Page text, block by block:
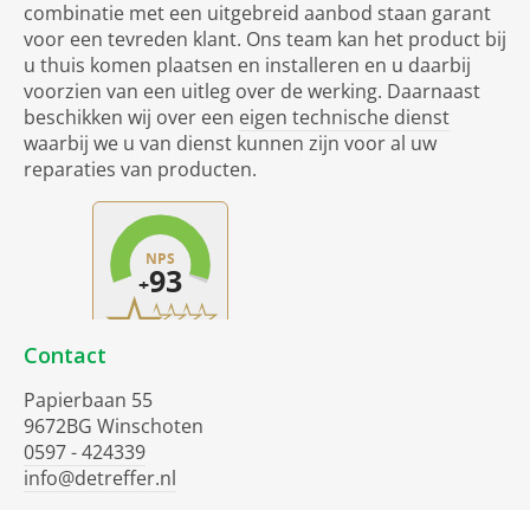
combinatie met een uitgebreid aanbod staan garant
voor een tevreden klant. Ons team kan het product bij
u thuis komen plaatsen en installeren en u daarbij
voorzien van een uitleg over de werking. Daarnaast
beschikken wij over een eigen technische dienst
waarbij we u van dienst kunnen zijn voor al uw
reparaties van producten.
Contact
Papierbaan 55
9672BG Winschoten
0597 - 424339
info@detreffer.nl